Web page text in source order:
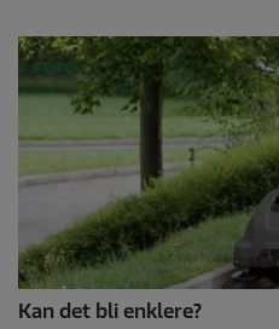
Kan det bli enklere?